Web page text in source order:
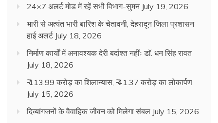
24×7 अलर्ट मोड में रहें सभी विभाग-सुमन July 19, 2026
भारी से अत्यंत भारी बारिश के चेतावनी, देहरादून जिला प्रशासन
हाई अलर्ट July 18, 2026
निर्माण कार्यों में अनावश्यक देरी बर्दाश्त नहींः डाॅ. धन सिंह रावत
July 18, 2026
₹ 113.99 करोड़ का शिलान्यास, ₹ 41.37 करोड़ का लोकार्पण
July 15, 2026
दिव्यांगजनों के वैवाहिक जीवन को मिलेगा संबल July 15, 2026